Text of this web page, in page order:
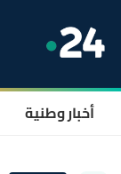
أخبار وطنية